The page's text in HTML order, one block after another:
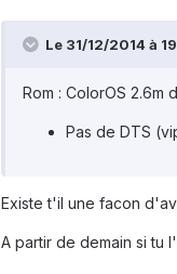
Le 31/12/2014 à
Rom : ColorOS 2.6m
Pas de DTS
Existe t'il une facon
A partir de demain si tu